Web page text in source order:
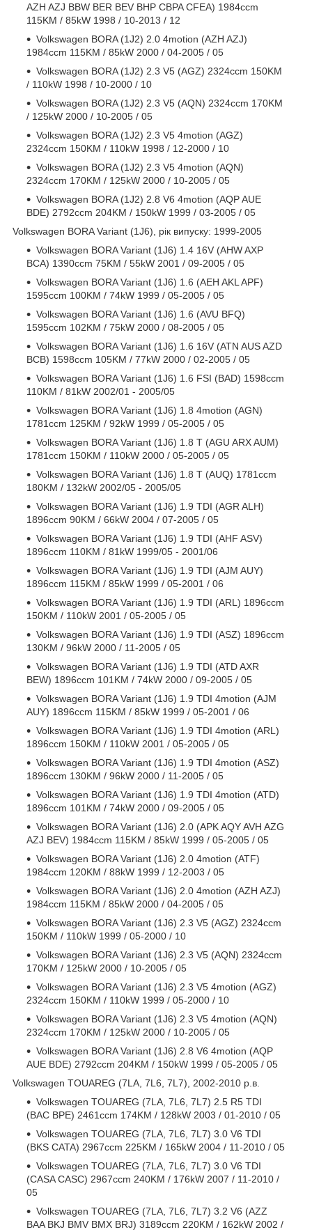
AZH AZJ BBW BER BEV BHP CBPA CFEA) 1984ccm
115KM / 85kW 1998 / 10-2013 / 12
Volkswagen BORA (1J2) 2.0 4motion (AZH AZJ)
1984ccm 115KM / 85kW 2000 / 04-2005 / 05
Volkswagen BORA (1J2) 2.3 V5 (AGZ) 2324ccm 150KM
/ 110kW 1998 / 10-2000 / 10
Volkswagen BORA (1J2) 2.3 V5 (AQN) 2324ccm 170KM
/ 125kW 2000 / 10-2005 / 05
Volkswagen BORA (1J2) 2.3 V5 4motion (AGZ)
2324ccm 150KM / 110kW 1998 / 12-2000 / 10
Volkswagen BORA (1J2) 2.3 V5 4motion (AQN)
2324ccm 170KM / 125kW 2000 / 10-2005 / 05
Volkswagen BORA (1J2) 2.8 V6 4motion (AQP AUE
BDE) 2792ccm 204KM / 150kW 1999 / 03-2005 / 05
Volkswagen BORA Variant (1J6), рік випуску: 1999-2005
Volkswagen BORA Variant (1J6) 1.4 16V (AHW AXP
BCA) 1390ccm 75KM / 55kW 2001 / 09-2005 / 05
Volkswagen BORA Variant (1J6) 1.6 (AEH AKL APF)
1595ccm 100KM / 74kW 1999 / 05-2005 / 05
Volkswagen BORA Variant (1J6) 1.6 (AVU BFQ)
1595ccm 102KM / 75kW 2000 / 08-2005 / 05
Volkswagen BORA Variant (1J6) 1.6 16V (ATN AUS AZD
BCB) 1598ccm 105KM / 77kW 2000 / 02-2005 / 05
Volkswagen BORA Variant (1J6) 1.6 FSI (BAD) 1598ccm
110KM / 81kW 2002/01 - 2005/05
Volkswagen BORA Variant (1J6) 1.8 4motion (AGN)
1781ccm 125KM / 92kW 1999 / 05-2005 / 05
Volkswagen BORA Variant (1J6) 1.8 T (AGU ARX AUM)
1781ccm 150KM / 110kW 2000 / 05-2005 / 05
Volkswagen BORA Variant (1J6) 1.8 T (AUQ) 1781ccm
180KM / 132kW 2002/05 - 2005/05
Volkswagen BORA Variant (1J6) 1.9 TDI (AGR ALH)
1896ccm 90KM / 66kW 2004 / 07-2005 / 05
Volkswagen BORA Variant (1J6) 1.9 TDI (AHF ASV)
1896ccm 110KM / 81kW 1999/05 - 2001/06
Volkswagen BORA Variant (1J6) 1.9 TDI (AJM AUY)
1896ccm 115KM / 85kW 1999 / 05-2001 / 06
Volkswagen BORA Variant (1J6) 1.9 TDI (ARL) 1896ccm
150KM / 110kW 2001 / 05-2005 / 05
Volkswagen BORA Variant (1J6) 1.9 TDI (ASZ) 1896ccm
130KM / 96kW 2000 / 11-2005 / 05
Volkswagen BORA Variant (1J6) 1.9 TDI (ATD AXR
BEW) 1896ccm 101KM / 74kW 2000 / 09-2005 / 05
Volkswagen BORA Variant (1J6) 1.9 TDI 4motion (AJM
AUY) 1896ccm 115KM / 85kW 1999 / 05-2001 / 06
Volkswagen BORA Variant (1J6) 1.9 TDI 4motion (ARL)
1896ccm 150KM / 110kW 2001 / 05-2005 / 05
Volkswagen BORA Variant (1J6) 1.9 TDI 4motion (ASZ)
1896ccm 130KM / 96kW 2000 / 11-2005 / 05
Volkswagen BORA Variant (1J6) 1.9 TDI 4motion (ATD)
1896ccm 101KM / 74kW 2000 / 09-2005 / 05
Volkswagen BORA Variant (1J6) 2.0 (APK AQY AVH AZG
AZJ BEV) 1984ccm 115KM / 85kW 1999 / 05-2005 / 05
Volkswagen BORA Variant (1J6) 2.0 4motion (ATF)
1984ccm 120KM / 88kW 1999 / 12-2003 / 05
Volkswagen BORA Variant (1J6) 2.0 4motion (AZH AZJ)
1984ccm 115KM / 85kW 2000 / 04-2005 / 05
Volkswagen BORA Variant (1J6) 2.3 V5 (AGZ) 2324ccm
150KM / 110kW 1999 / 05-2000 / 10
Volkswagen BORA Variant (1J6) 2.3 V5 (AQN) 2324ccm
170KM / 125kW 2000 / 10-2005 / 05
Volkswagen BORA Variant (1J6) 2.3 V5 4motion (AGZ)
2324ccm 150KM / 110kW 1999 / 05-2000 / 10
Volkswagen BORA Variant (1J6) 2.3 V5 4motion (AQN)
2324ccm 170KM / 125kW 2000 / 10-2005 / 05
Volkswagen BORA Variant (1J6) 2.8 V6 4motion (AQP
AUE BDE) 2792ccm 204KM / 150kW 1999 / 05-2005 / 05
Volkswagen TOUAREG (7LA, 7L6, 7L7), 2002-2010 р.в.
Volkswagen TOUAREG (7LA, 7L6, 7L7) 2.5 R5 TDI
(BAC BPE) 2461ccm 174KM / 128kW 2003 / 01-2010 / 05
Volkswagen TOUAREG (7LA, 7L6, 7L7) 3.0 V6 TDI
(BKS CATA) 2967ccm 225KM / 165kW 2004 / 11-2010 / 05
Volkswagen TOUAREG (7LA, 7L6, 7L7) 3.0 V6 TDI
(CASA CASC) 2967ccm 240KM / 176kW 2007 / 11-2010 /
05
Volkswagen TOUAREG (7LA, 7L6, 7L7) 3.2 V6 (AZZ
BAA BKJ BMV BMX BRJ) 3189ccm 220KM / 162kW 2002 /